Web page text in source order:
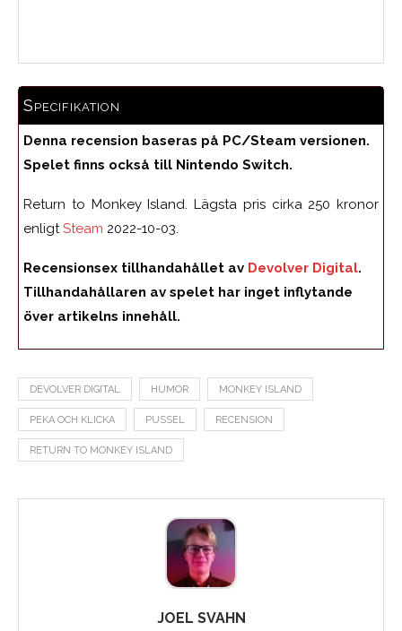
Specifikation
Denna recension baseras på PC/Steam versionen.
Spelet finns också till Nintendo Switch.
Return to Monkey Island. Lägsta pris cirka 250 kronor
enligtSteam 2022-10-03.
Recensionsex tillhandahållet av Devolver Digital.
Tillhandahållaren av spelet har inget inflytande
över artikelns innehåll.
DEVOLVER DIGITAL HUMOR MONKEY ISLAND
PEKA OCH KLICKA PUSSEL RECENSION
RETURN TO MONKEY ISLAND
JOEL SVAHN